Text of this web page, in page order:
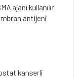
ajanı kullanılır.
antijeni
kanserli